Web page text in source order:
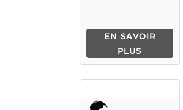
EN SAVOIR
PLUS